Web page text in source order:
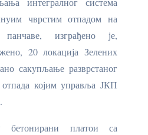
чврстим отпадом на
панчаве, изграђено је,
20 локација Зелених
сакупљање разврстаног
отпада којим управља ЈКП
бетонирани платои са